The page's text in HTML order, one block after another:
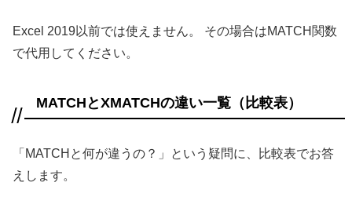
Excel 2019以前では使えません。 その場合はMATCH関数
で代用してください。
MATCHとXMATCHの違い一覧（比較表）
「MATCHと何が違うの？」という疑問に、比較表でお答
えします。